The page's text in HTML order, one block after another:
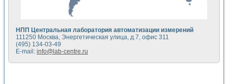
Исследование возможности создания экономичного
Исследование кинетики движения макрочастиц в
Метод прогнозирования свойств дисперсных продуктов
Недорогая система управления сверхпроводящим
Применение технологий NI в курсе экспериментальной
Расчет переноса аэрозоля и выпадения осадка в
НПП Центральная лаборатория автоматизации измерений
111250 Москва, Энергетическая улица, д.7, офис 311
(495) 134-03-49
E-mail: info@lab-centre.ru